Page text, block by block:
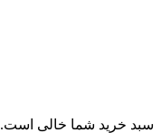
سبد خرید شما خالی است.